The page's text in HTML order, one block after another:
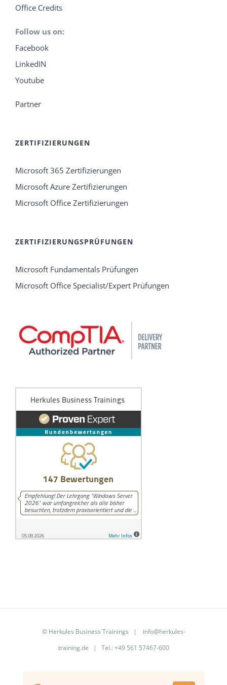
Office Credits
Follow us on:
Facebook
LinkedIN
Youtube
Partner
ZERTIFIZIERUNGEN
Microsoft 365 Zertifizierungen
Microsoft Azure Zertifizierungen
Microsoft Office Zertifizierungen
ZERTIFIZIERUNGSPRÜFUNGEN
Microsoft Fundamentals Prüfungen
Microsoft Office Specialist/Expert Prüfungen
© Herkules Business Trainings | info@herkules-
training.de | Tel.: +49 561 57467-600